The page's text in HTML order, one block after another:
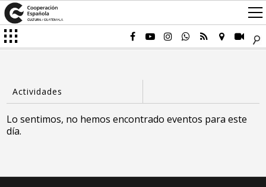
Lo sentimos, no hemos encontrado eventos para este
día.